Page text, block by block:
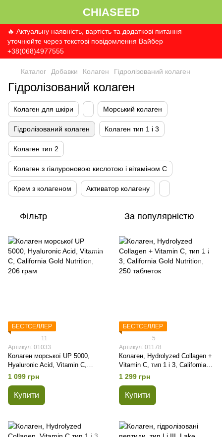
CHIASEED
🔥 Актуальну наявність, вартість та додаткові питання
уточнюйте через текстові повідомлення Вайбер
+38(068)4977555
Каталог Добавки Колаген Гідролізований колаген
Гідролізований колаген
Колаген для шкіри Морський колаген
Гідролізований колаген Колаген тип 1 і 3
Колаген тип 2
Колаген з гіалуроновою кислотою і вітаміном С
Крем з колагеном Активатор колагену
Фільтр За популярністю
БЕСТСЕЛЛЕР
11
Артикул: 01033
Колаген морської UP 5000,
Hyaluronic Acid, Vitamin C,
California Gold Nutrition, 206
1 099 грн
Купити
БЕСТСЕЛЛЕР
5
Артикул: 01178
Колаген, Hydrolyzed Collagen +
Vitamin C, тип 1 і 3, California
Gold Nutrition, 250 таблеток
1 299 грн
Купити